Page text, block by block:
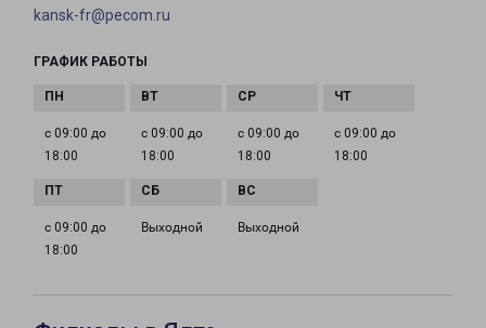
kansk-fr@pecom.ru
ГРАФИК РАБОТЫ
с 09:00 до
18:00
с 09:00 до
18:00
с 09:00 до
18:00
с 09:00 до
18:00
с 09:00 до
18:00
Выходной Выходной